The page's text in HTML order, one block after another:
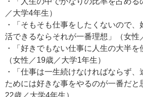
／大学4年生）
・「そもそも仕事をしたくないので
活できるならそれが一番理想」（女性
・「好きでもない仕事に人生の大半を
（女性／19歳／大学1年生）
・「仕事は一生続けなければならず
ためには好きな事をやるのが一番だと